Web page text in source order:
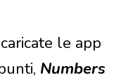
le app
Numbers